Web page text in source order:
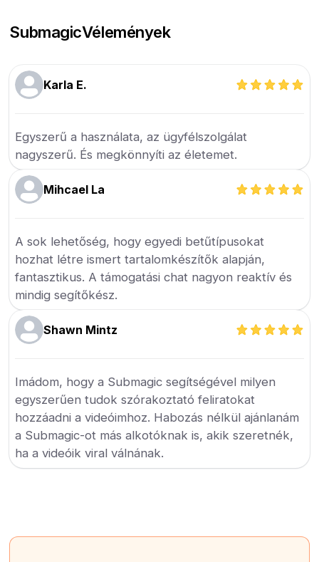
SubmagicVélemények
Karla E.
Egyszerű a használata, az ügyfélszolgálat
nagyszerű. És megkönnyíti az életemet.
Mihcael La
A sok lehetőség, hogy egyedi betűtípusokat
hozhat létre ismert tartalomkészítők alapján,
fantasztikus. A támogatási chat nagyon reaktív és
mindig segítőkész.
Shawn Mintz
Imádom, hogy a Submagic segítségével milyen
egyszerűen tudok szórakoztató feliratokat
hozzáadni a videóimhoz. Habozás nélkül ajánlanám
a Submagic-ot más alkotóknak is, akik szeretnék,
ha a videóik viral válnának.